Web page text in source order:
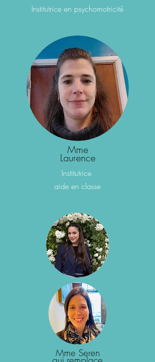
Institutrice en psychomotricité
Mme
Laurence
Institutrice
aide en classe
Mme Seren